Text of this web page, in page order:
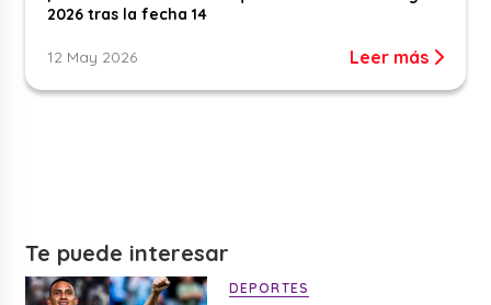
2026 tras la fecha 14
12 May 2026 Leer más
Te puede interesar
DEPORTES